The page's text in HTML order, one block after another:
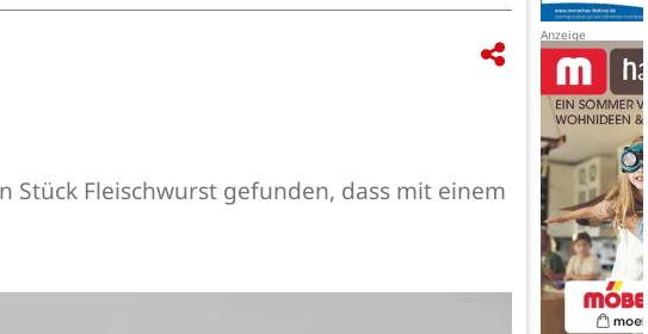
Fleischwurst gefunden, dass mit einem